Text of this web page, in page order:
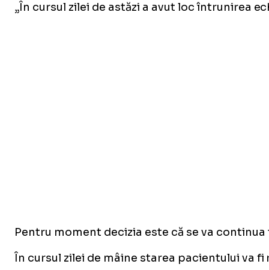
„În cursul zilei de astăzi a avut loc întrunirea
Pentru moment decizia este că se va
În cursul zilei de mâine starea pacientului va